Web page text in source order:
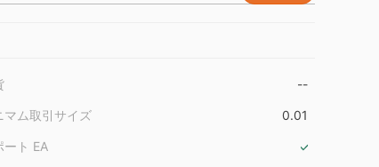
--
マム取引サイズ 0.01
ート EA